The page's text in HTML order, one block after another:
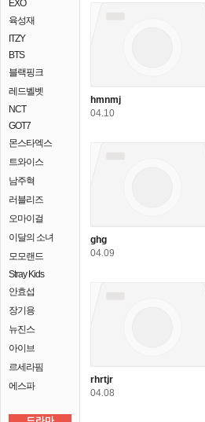
EXO
육성재
ITZY
BTS
블랙핑크
레드벨벳
NCT
GOT7
몬스타엑스
트와이스
남주혁
러블리즈
오마이걸
이달의 소녀
모모랜드
Stray Kids
안효섭
장기용
뉴진스
아이브
르세라핌
에스파
hmnmj
04.10
ghg
04.09
rhrtjr
04.08